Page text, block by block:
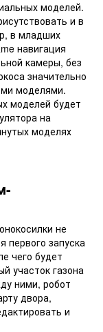
моделей.
и в
в младших
навигация
камеры, без
значительно
моделями.
моделей будет
на
моделях
не
первого запуска
чего будет
участок газона
ними, робот
двора,
и